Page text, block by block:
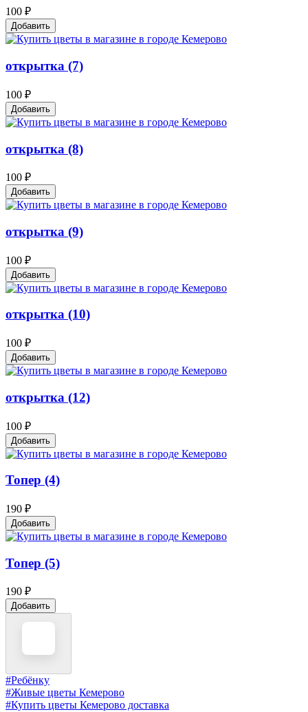
100 ₽
Добавить
открытка (7)
100 ₽
Добавить
открытка (8)
100 ₽
Добавить
открытка (9)
100 ₽
Добавить
открытка (10)
100 ₽
Добавить
открытка (12)
100 ₽
Добавить
Топер (4)
190 ₽
Добавить
Топер (5)
190 ₽
Добавить
#Ребёнку
#Живые цветы Кемерово
#Купить цветы Кемерово доставка